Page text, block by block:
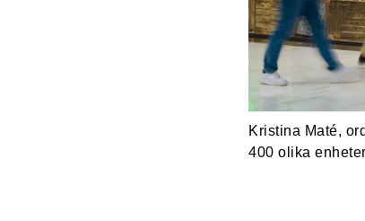
Kristina Maté,
400 olika